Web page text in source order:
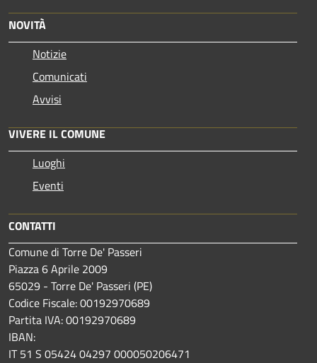
NOVITÀ
Notizie
Comunicati
Avvisi
VIVERE IL COMUNE
Luoghi
Eventi
CONTATTI
Comune di Torre De' Passeri
Piazza 6 Aprile 2009
65029 - Torre De' Passeri (PE)
Codice Fiscale: 00192970689
Partita IVA: 00192970689
IBAN:
IT 51 S 05424 04297 000050206471